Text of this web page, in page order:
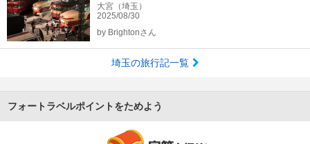
大宮（埼玉）
2025/08/30
by Brightonさん
埼玉の旅行記一覧
フォートラベルポイントをためよう